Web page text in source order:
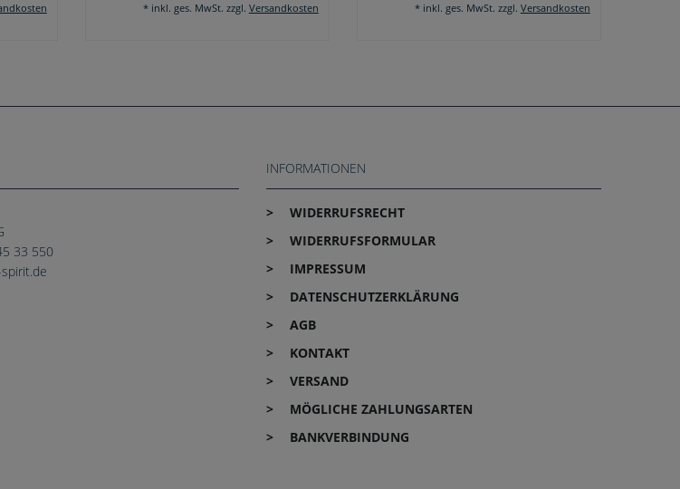
* inkl. ges. MwSt. zzgl. Versandkosten * inkl. ges. MwSt. zzgl. Versandkosten
33 550
INFORMATIONEN
WIDERRUFS­RECHT
WIDERRUFS­FORMULAR
IMPRESSUM
DATEN­SCHUTZ­ERKLÄRUNG
AGB
KONTAKT
VERSAND
MÖGLICHE ZAHLUNGSARTEN
BANKVERBINDUNG